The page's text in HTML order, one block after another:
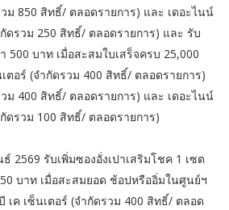
ม 850 สิทธิ์/ ตลอดรายการ) และ เดอะไนน์
ดรวม 250 สิทธิ์/ ตลอดรายการ) และ รับ
บาท เมื่อสะสมใบเสร็จครบ 25,000
ตอร์ (จำกัดรวม 400 สิทธิ์/ ตลอดรายการ)
ม 400 สิทธิ์/ ตลอดรายการ) และ เดอะไนน์
ดรวม 100 สิทธิ์/ ตลอดรายการ)
2569 รับเพิ่มซองอั่งเปาเสริมโชค 1 เซต
บาท เมื่อสะสมยอด ช้อปหรืออิ่มในศูนย์ฯ
เค เซ็นเตอร์ (จำกัดรวม 400 สิทธิ์/ ตลอด